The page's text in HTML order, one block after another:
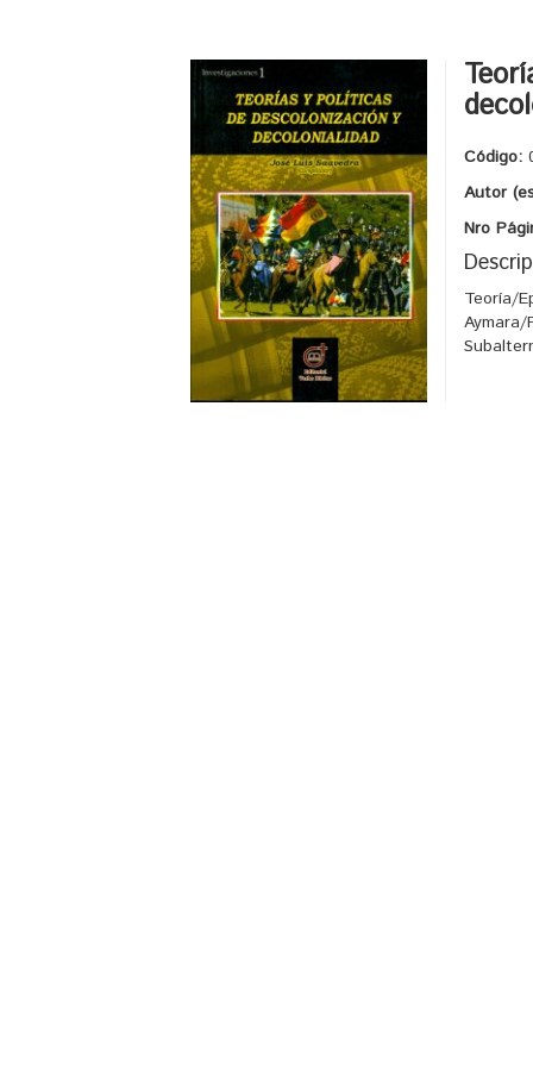
Código:
Autor
Nro
Teoría/